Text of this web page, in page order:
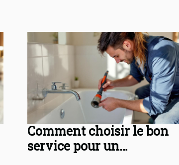
Comment choisir le bon
service pour un